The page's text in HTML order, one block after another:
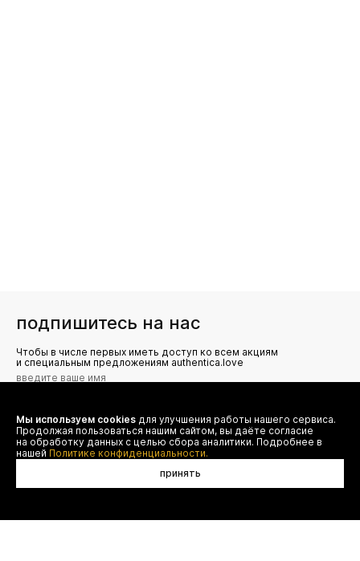
подпишитесь на нас
Чтобы в числе первых иметь доступ ко всем акциям
и специальным предложениям authentica.love
Я даю согласие на сбор, обработку и хранение моих
персональных данных (имя, email, телефон) для получения
рекламных и информационных рассылок от ООО 'БТ
Юнайтед', а также ознакомлен(а) с
Политикой конфиденциальности
Мы используем cookies для улучшения работы нашего сервиса.
Продолжая пользоваться нашим сайтом, вы даёте согласие
на обработку данных с целью сбора аналитики. Подробнее в
нашей Политике конфиденциальности.
принять